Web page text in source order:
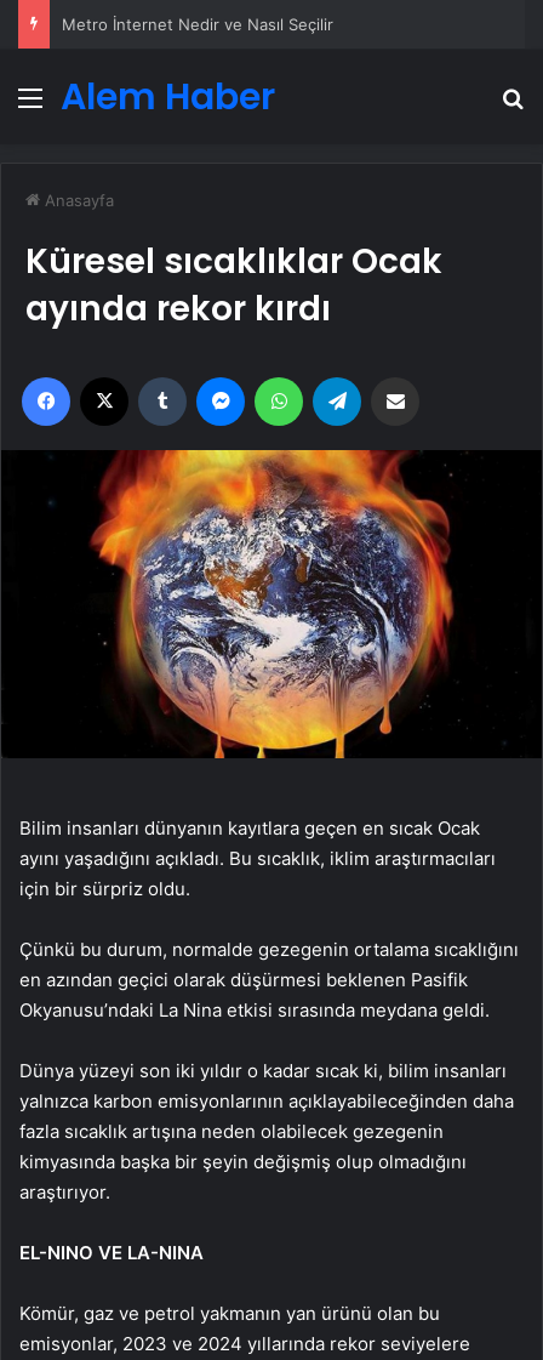
Metro İnternet Nedir ve Nasıl Seçilir
MenüAlem Haber
Anasayfa
Küresel sıcaklıklar Ocak
ayında rekor kırdı
Facebook Tumblr MessengerWhatsApp
Bilim insanları dünyanın kayıtlara geçen en sıcak Ocak
ayını yaşadığını açıkladı. Bu sıcaklık, iklim araştırmacıları
için bir sürpriz oldu.
Çünkü bu durum, normalde gezegenin ortalama sıcaklığını
en azından geçici olarak düşürmesi beklenen Pasifik
Okyanusu’ndaki La Nina etkisi sırasında meydana geldi.
Dünya yüzeyi son iki yıldır o kadar sıcak ki, bilim insanları
yalnızca karbon emisyonlarının açıklayabileceğinden daha
fazla sıcaklık artışına neden olabilecek gezegenin
kimyasında başka bir şeyin değişmiş olup olmadığını
araştırıyor.
EL-NINO VE LA-NINA
Kömür, gaz ve petrol yakmanın yan ürünü olan bu
emisyonlar, 2023 ve 2024 yıllarında rekor seviyelere